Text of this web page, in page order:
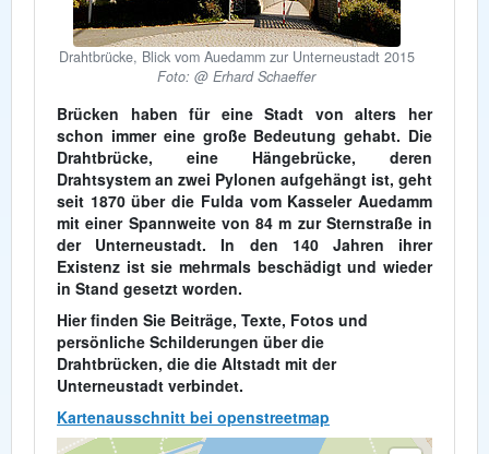
Drahtbrücke, Blick vom Auedamm zur Unterneustadt 2015
Foto: @ Erhard Schaeffer
Brücken haben für eine Stadt von alters her
schon immer eine große Bedeutung gehabt. Die
Drahtbrücke, eine Hängebrücke, deren
Drahtsystem an zwei Pylonen aufgehängt ist, geht
seit 1870 über die Fulda vom Kasseler Auedamm
mit einer Spannweite von 84 m zur Sternstraße in
der Unterneustadt. In den 140 Jahren ihrer
Existenz ist sie mehrmals beschädigt und wieder
in Stand gesetzt worden.
Hier finden Sie Beiträge, Texte, Fotos und
persönliche Schilderungen über die
Drahtbrücken, die die Altstadt mit der
Unterneustadt verbindet.
Kartenausschnitt bei openstreetmap